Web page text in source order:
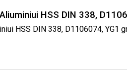
HSS DIN 338,
HSS DIN 338, D1106074,